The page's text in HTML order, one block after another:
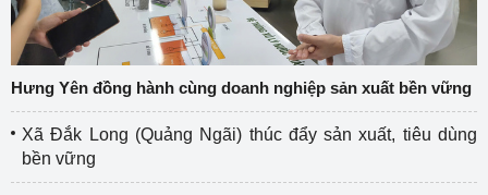
Hưng Yên đồng hành cùng doanh nghiệp sản xuất bền vững
Xã Đắk Long (Quảng Ngãi) thúc đẩy sản xuất, tiêu dùng
bền vững